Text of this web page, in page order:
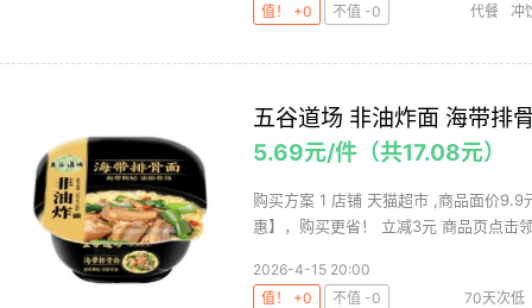
值！ +0
不值 -0 代餐 冲
五谷道场 非油炸面 海带排
5.69元/件（共17.08元）
购买方案 1 店铺 天猫超市 ,商品面价
惠】，购买更省！ 立减3元 商品页点击
2026-4-15 20:00
值！ +0
不值 -0 70天次低